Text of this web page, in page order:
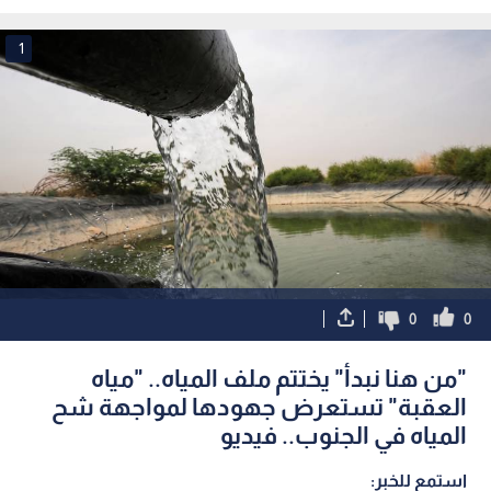
على قائمة التراث العالمي
السياحة البيئية
1
0
0
"من هنا نبدأ" يختتم ملف المياه.. "مياه
العقبة" تستعرض جهودها لمواجهة شح
المياه في الجنوب.. فيديو
استمع للخبر: